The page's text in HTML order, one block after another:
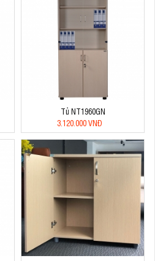
Tủ NT1960GN
3.120.000 VNĐ